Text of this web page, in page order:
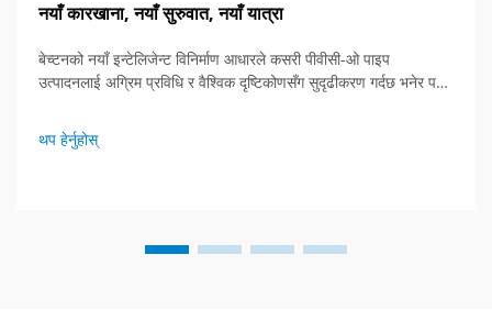
नयाँ कारखाना, नयाँ सुरुवात, नयाँ यात्रा
बेच्टनको नयाँ इन्टेलिजेन्ट विनिर्माण आधारले कसरी पीवीसी-ओ पाइप
उत्पादनलाई अग्रिम प्रविधि र वैश्विक दृष्टिकोणसँग सुदृढीकरण गर्दछ भनेर पत्ता
थप हेर्नुहोस्